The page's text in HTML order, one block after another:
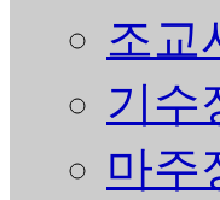
조교
기수
마주